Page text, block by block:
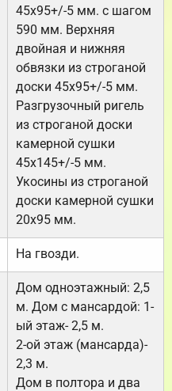
45х95+/-5 мм. с шагом
590 мм. Верхняя
двойная и нижняя
обвязки из строганой
доски 45х95+/-5 мм.
Разгрузочный ригель
из строганой доски
камерной сушки
45х145+/-5 мм.
Укосины из строганой
доски камерной сушки
20х95 мм.
На гвозди.
Дом одноэтажный: 2,5
м. Дом с мансардой: 1-
ый этаж- 2,5 м.
2-ой этаж (мансарда)-
2,3 м.
Дом в полтора и два